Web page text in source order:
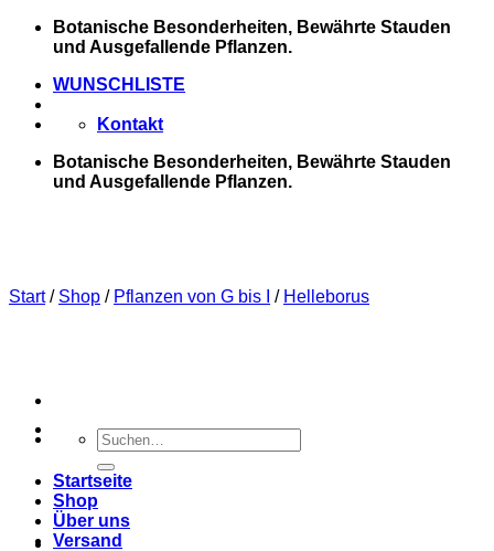
Zum
Botanische Besonderheiten, Bewährte Stauden
und Ausgefallende Pflanzen.
WUNSCHLISTE
Kontakt
Botanische Besonderheiten, Bewährte Stauden
und Ausgefallende Pflanzen.
Suchen
nach:
Startseite
Shop
Über uns
Versand
Start / Shop / Pflanzen von G bis I / Helleborus